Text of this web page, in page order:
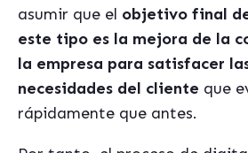
asumir que el objetivo final
este tipo es la mejora de la
la empresa para satisfacer
necesidades del cliente que
rápidamente que antes.